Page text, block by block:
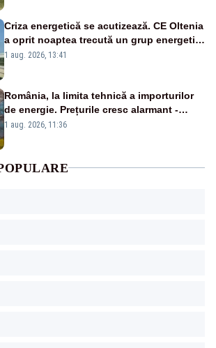
Criza energetică se acutizează. CE Oltenia
a oprit noaptea trecută un grup energetic
de la Rovinari
1 aug. 2026, 13:41
România, la limita tehnică a importurilor
de energie. Prețurile cresc alarmant -
Analiză Realitatea Plus
1 aug. 2026, 11:36